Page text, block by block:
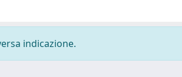
indicazione.